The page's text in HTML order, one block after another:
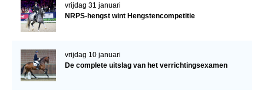
vrijdag 31 januari
NRPS-hengst wint Hengstencompetitie
vrijdag 10 januari
De complete uitslag van het verrichtingsexamen